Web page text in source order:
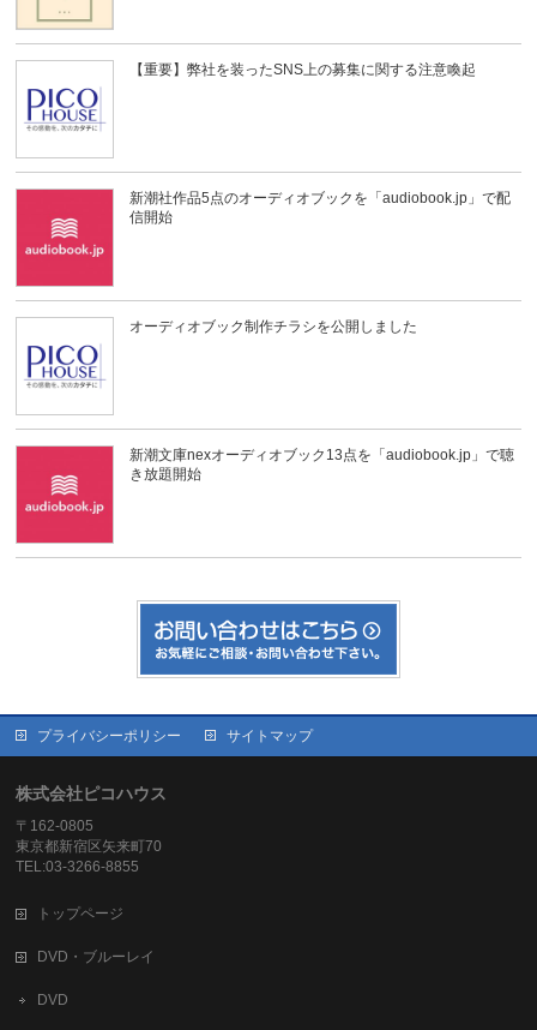
【重要】弊社を装ったSNS上の募集に関する注意喚起
新潮社作品5点のオーディオブックを「audiobook.jp」で配
信開始
オーディオブック制作チラシを公開しました
新潮文庫nexオーディオブック13点を「audiobook.jp」で聴
き放題開始
プライバシーポリシー サイトマップ
株式会社ピコハウス
〒162-0805
東京都新宿区矢来町70
TEL:03-3266-8855
トップページ
DVD・ブルーレイ
DVD